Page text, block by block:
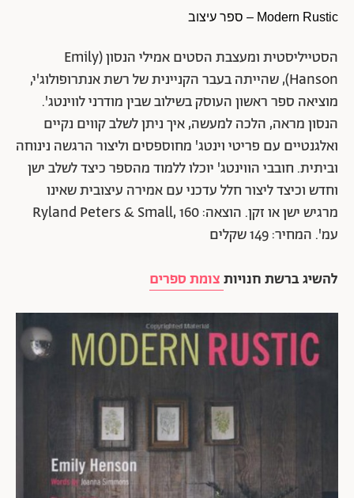
Modern Rustic – ספר עיצוב
הסטייליסטית ומעצבת הסטים אמילי הנסון (Emily
Hanson), שהייתה בעבר הקניינית של רשת אנתרופולוג'י,
מוציאה ספר ראשון העוסק בשילוב שבין מודרני לווינטג'.
הנסון מראה, הלכה למעשה, איך ניתן לשלב קווים נקיים
ואלגנטיים עם פריטי וינטג' מחוספסים וליצור הרגשה נינוחה
וביתית. חובבי הווינטג' יוכלו ללמוד מהספר כיצד לשלב ישן
וחדש וכיצד ליצור חלל עדכני עם אמירה עיצובית שאינו
מרגיש ישן או זקן. הוצאה: Ryland Peters & Small, 160
עמ'. המחיר: 149 שקלים
להשיג ברשת חנויותצומת ספרים